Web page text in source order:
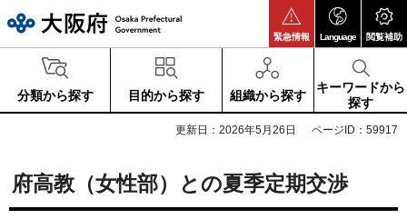
緊急情報 Language 閲覧補助
分類から探す 目的から探す 組織から探す
キーワードから
探す
更新日：2026年5月26日 ページID：59917
府高教（女性部）との夏季定期交渉